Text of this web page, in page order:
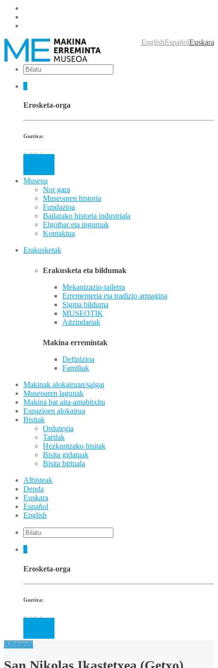
Euskara
Español
English
Erosketa-orga
Guztira:
0.00€
Museoa
Nor gara
Museoaren historia
Fundazioa
Bailarako historia industriala
Elgoibar eta inguruak
Kontaktua
Erakusketak
Erakusketa eta bildumak
Mekanizazio-tailerra
Errementeria eta tradizio armagina
Sigma bilduma
MUSEOTIK
Aitzindariak
Makina erremintak
Definizioa
Familiak
Makinak alokairuan/salgai
Museoaren lagunak
Makina bat aita-amabitxitu
Espazioen alokairua
Bisitak
Ordutegia
Tarifak
Hezkuntzako bisitak
Bisita gidatuak
Bisita birtuala
Albisteak
Denda
Euskara
Español
English
Erosketa-orga
Guztira:
0.00€
Albisteak